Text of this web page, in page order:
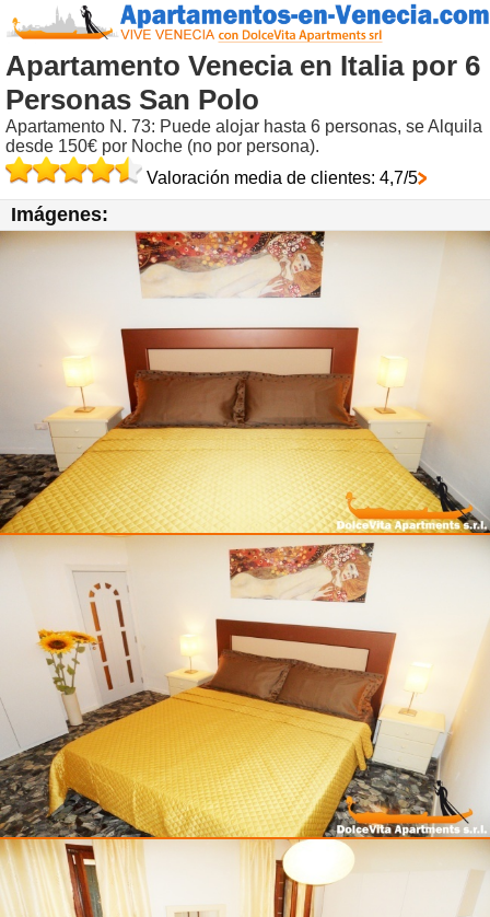
Apartamento Venecia en Italia por 6
Personas San Polo
Apartamento N. 73: Puede alojar hasta 6 personas, se Alquila
desde 150€ por Noche (no por persona).
Valoración media de clientes: 4,7/5
Imágenes: